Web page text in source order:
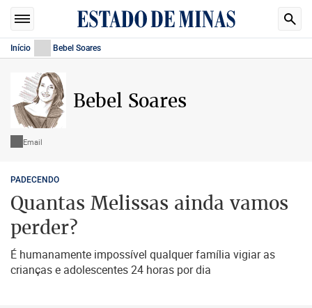
Início Bebel Soares
Bebel Soares
Email
PADECENDO
Quantas Melissas ainda vamos
perder?
É humanamente impossível qualquer família vigiar as
crianças e adolescentes 24 horas por dia